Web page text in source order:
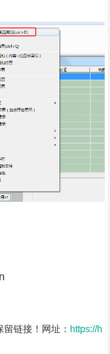
留链接！网址： https://h